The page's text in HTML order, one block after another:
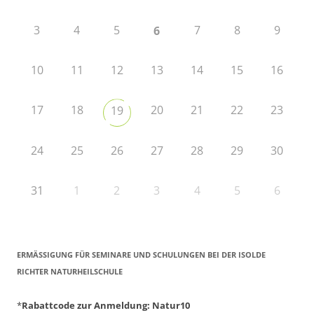
3 4 5 6 7 8 9
10 11 12 13 14 15 16
17 18 19 20 21 22 23
24 25 26 27 28 29 30
31 1 2 3 4 5 6
ERMÄSSIGUNG FÜR SEMINARE UND SCHULUNGEN BEI DER ISOLDE R
ICHTER NATURHEILSCHULE
*Rabattcode zur Anmeldung: Natur10